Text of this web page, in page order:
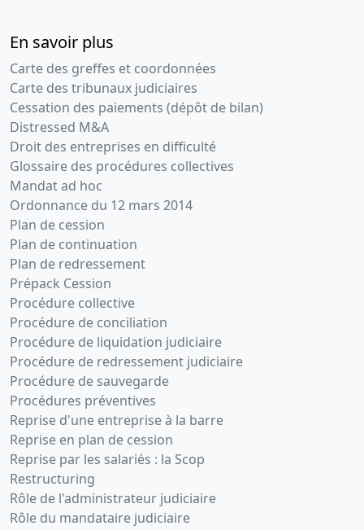
En savoir plus
Carte des greffes et coordonnées
Carte des tribunaux judiciaires
Cessation des paiements (dépôt de bilan)
Distressed M&A
Droit des entreprises en difficulté
Glossaire des procédures collectives
Mandat ad hoc
Ordonnance du 12 mars 2014
Plan de cession
Plan de continuation
Plan de redressement
Prépack Cession
Procédure collective
Procédure de conciliation
Procédure de liquidation judiciaire
Procédure de redressement judiciaire
Procédure de sauvegarde
Procédures préventives
Reprise d'une entreprise à la barre
Reprise en plan de cession
Reprise par les salariés : la Scop
Restructuring
Rôle de l'administrateur judiciaire
Rôle du mandataire judiciaire